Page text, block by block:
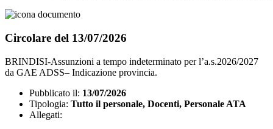
Circolare del 13/07/2026
BRINDISI-Assunzioni a tempo indeterminato per l’a.s.2026/2027
da GAE ADSS– Indicazione provincia.
Pubblicato il: 13/07/2026
Tipologia: Tutto il personale, Docenti, Personale ATA
Allegati: